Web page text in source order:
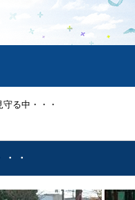
守る中・・・
・・・